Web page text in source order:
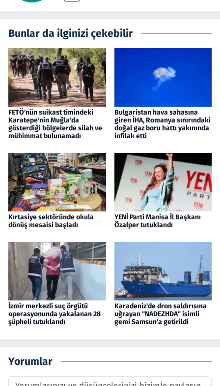
Bunlar da ilginizi çekebilir
FETÖ'nün suikast timindeki
Karatepe'nin Muğla'da
gösterdiği bölgelerde silah ve
mühimmat bulunamadı
Bulgaristan hava sahasına
giren İHA, Romanya sınırındaki
doğal gaz boru hattı yakınında
infilak etti
Kırtasiye sektöründe okula
dönüş mesaisi başladı
YENİ Parti Manisa İl Başkanı
Özalper tutuklandı
İzmir merkezli suç örgütü
operasyonunda yakalanan 28
şüpheli tutuklandı
Karadeniz'de dron saldırısına
uğrayan "NADEZHDA" isimli
gemi Samsun'a getirildi
Yorumlar